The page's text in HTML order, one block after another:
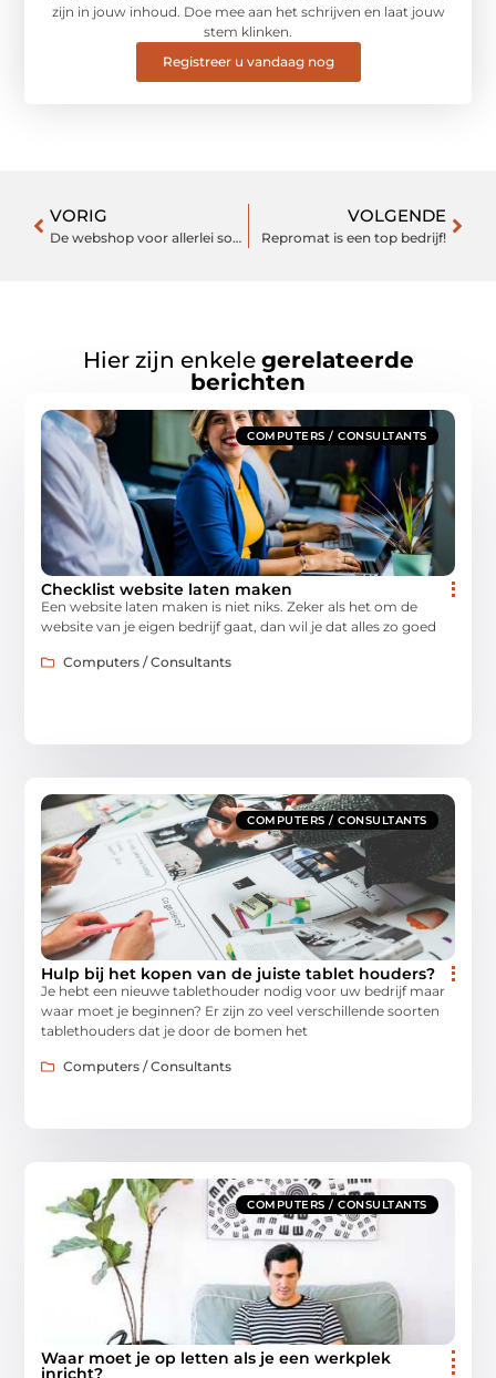
zijn in jouw inhoud. Doe mee aan het schrijven en laat jouw
stem klinken.
Registreer u vandaag nog
VORIG
De webshop voor allerlei soorten webcam schuifje
VOLGENDE
Repromat is een top bedrijf!
Hier zijn enkele gerelateerde
berichten
COMPUTERS / CONSULTANTS
Checklist website laten maken
Een website laten maken is niet niks. Zeker als het om de
website van je eigen bedrijf gaat, dan wil je dat alles zo goed
Computers / Consultants
COMPUTERS / CONSULTANTS
Hulp bij het kopen van de juiste tablet houders?
Je hebt een nieuwe tablethouder nodig voor uw bedrijf maar
waar moet je beginnen? Er zijn zo veel verschillende soorten
tablethouders dat je door de bomen het
Computers / Consultants
COMPUTERS / CONSULTANTS
Waar moet je op letten als je een werkplek
inricht?